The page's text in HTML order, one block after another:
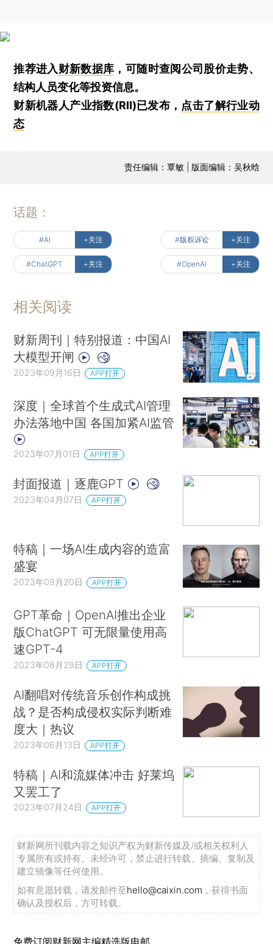
推荐进入财新数据库 ，可随时查阅公司股价走势、
结构人员变化等投资信息。
财新机器人产业指数(RII)已发布， 点击了解行业动
态
责任编辑：覃敏 | 版面编辑：吴秋晗
话题：
#AI +关注 #版权诉讼 +关注
#ChatGPT +关注 #OpenAI +关注
相关阅读
财新周刊｜特别报道：中国AI
大模型开闸
2023年09月16日 APP打开
深度｜全球首个生成式AI管理
办法落地中国 各国加紧AI监管
2023年07月01日 APP打开
封面报道｜逐鹿GPT
2023年04月07日 APP打开
特稿｜一场AI生成内容的造富
盛宴
2023年09月20日 APP打开
GPT革命｜OpenAI推出企业
版ChatGPT 可无限量使用高
速GPT-4
2023年08月29日 APP打开
AI翻唱对传统音乐创作构成挑
战？是否构成侵权实际判断难
度大｜热议
2023年06月13日 APP打开
特稿｜AI和流媒体冲击 好莱坞
又罢工了
2023年07月24日 APP打开
财新网所刊载内容之知识产权为财新传媒及/或相关权利人
专属所有或持有。未经许可，禁止进行转载、摘编、复制及
建立镜像等任何使用。
如有意愿转载，请发邮件至hello@caixin.com ，获得书面
确认及授权后，方可转载。